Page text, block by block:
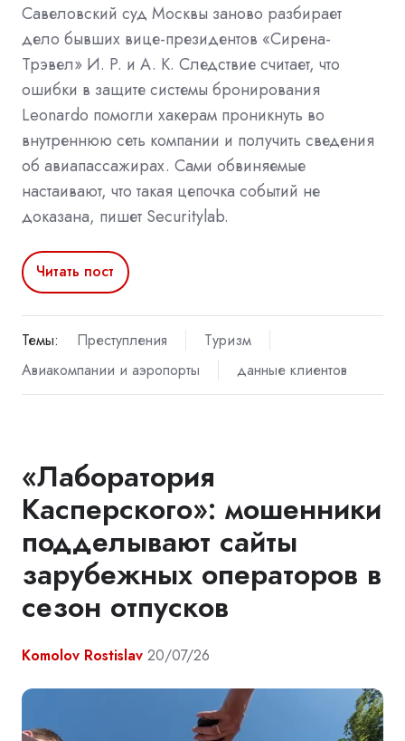
Савеловский суд Москвы заново разбирает
дело бывших вице-президентов «Сирена-
Трэвел» И. Р. и А. К. Следствие считает, что
ошибки в защите системы бронирования
Leonardo помогли хакерам проникнуть во
внутреннюю сеть компании и получить сведения
об авиапассажирах. Сами обвиняемые
настаивают, что такая цепочка событий не
доказана, пишет Securitylab.
Читать пост
Темы: Преступления
Туризм
Авиакомпании и аэропорты
данные клиентов
«Лаборатория
Касперского»: мошенники
подделывают сайты
зарубежных операторов в
сезон отпусков
Komolov Rostislav 20/07/26